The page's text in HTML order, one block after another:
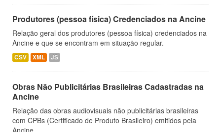
Produtores (pessoa física) Credenciados na Ancine
Relação geral dos produtores (pessoa física) credenciados na
Ancine e que se encontram em situação regular.
CSV XML JS
Obras Não Publicitárias Brasileiras Cadastradas na
Ancine
Relação das obras audiovisuais não publicitárias brasileiras
com CPBs (Certificado de Produto Brasileiro) emitidos pela
Ancine.